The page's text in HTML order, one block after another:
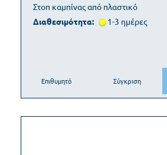
Στοπ καμπίνας από πλαστικό
Διαθεσιμότητα: 1-3 ημέρες
Επιθυμητό Σύγκριση